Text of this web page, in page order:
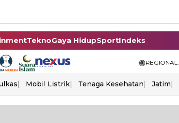
TeknoGaya HidupSportIndeks
REGIONAL:
Mobil Listrik Tenaga Kesehatan Jatim